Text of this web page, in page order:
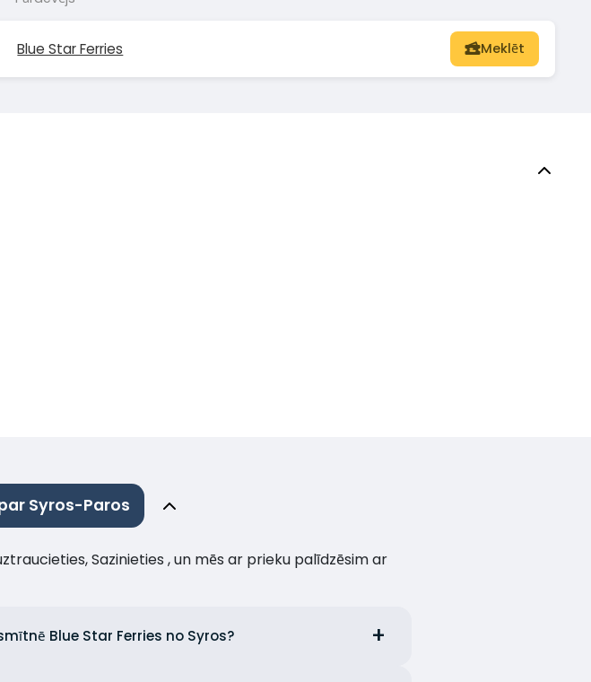
Blue Star Ferries Meklēt
Syros-Paros
Sazinieties , un mēs ar prieku palīdzēsim ar
Blue Star Ferries no Syros?